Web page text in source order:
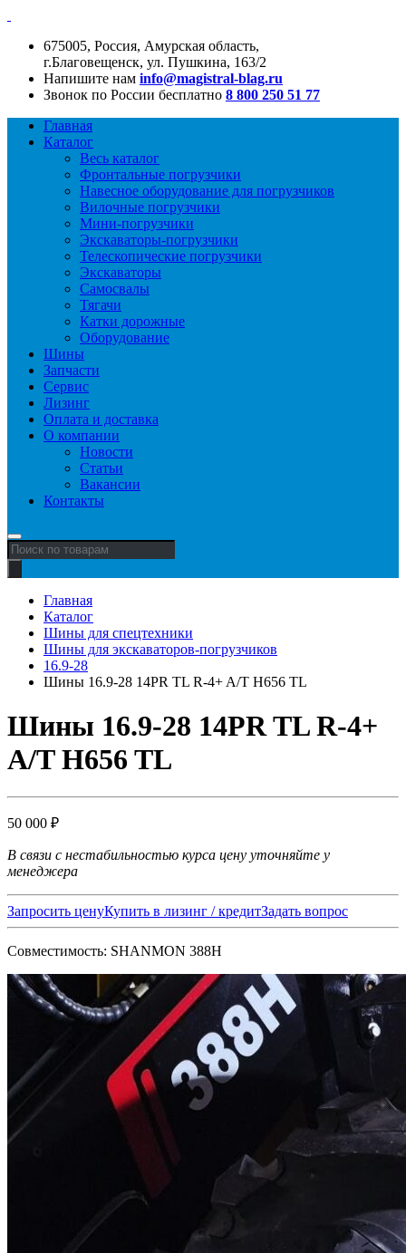
675005, Россия, Амурская область,
г.Благовещенск, ул. Пушкина, 163/2
Напишите нам info@magistral-blag.ru
Звонок по России бесплатно 8 800 250 51 77
Главная
Каталог
Весь каталог
Фронтальные погрузчики
Навесное оборудование для погрузчиков
Вилочные погрузчики
Мини-погрузчики
Экскаваторы-погрузчики
Телескопические погрузчики
Экскаваторы
Самосвалы
Тягачи
Катки дорожные
Оборудование
Шины
Запчасти
Сервис
Лизинг
Оплата и доставка
О компании
Новости
Статьи
Вакансии
Контакты
Поиск
товаров
Главная
Каталог
Шины для спецтехники
Шины для экскаваторов-погрузчиков
16.9-28
Шины 16.9-28 14PR TL R-4+ A/T H656 TL
Шины 16.9-28 14PR TL R-4+
A/T H656 TL
50 000 ₽
В связи с нестабильностью курса цену уточняйте у
менеджера
Запросить ценуКупить в лизинг / кредитЗадать вопрос
Совместимость: SHANMON 388H